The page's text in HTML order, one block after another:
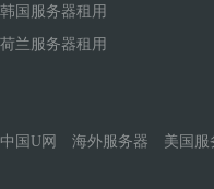
韩国服务器租用
荷兰服务器租用
中国U网 海外服务器 美国服